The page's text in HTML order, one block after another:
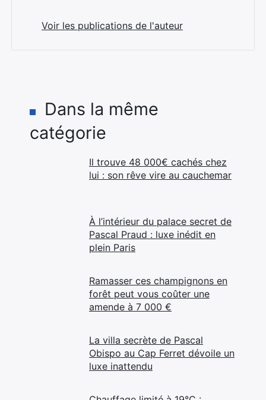
Voir les publications de l'auteur
Dans la même
catégorie
Il trouve 48 000€ cachés chez
lui : son rêve vire au cauchemar
À l’intérieur du palace secret de
Pascal Praud : luxe inédit en
plein Paris
Ramasser ces champignons en
forêt peut vous coûter une
amende à 7 000 €
La villa secrète de Pascal
Obispo au Cap Ferret dévoile un
luxe inattendu